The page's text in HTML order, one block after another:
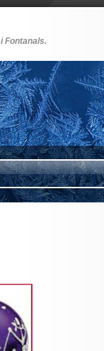
Fontanals.